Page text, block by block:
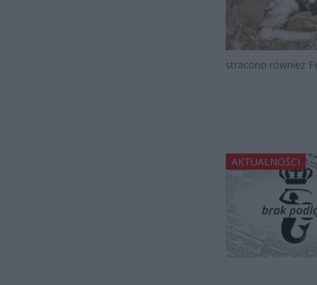
stracono również
AKTUALNOŚCI